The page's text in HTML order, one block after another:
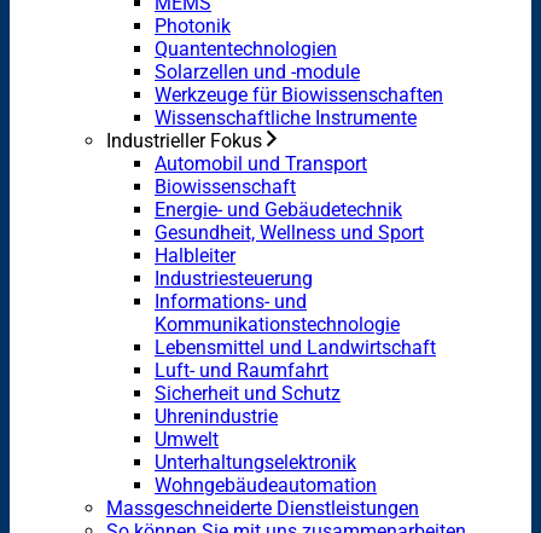
Photonik
Quantentechnologien
Solarzellen und -module
Werkzeuge für Biowissenschaften
Wissenschaftliche Instrumente
Industrieller Fokus
Automobil und Transport
Biowissenschaft
Energie- und Gebäudetechnik
Gesundheit, Wellness und Sport
Halbleiter
Industriesteuerung
Informations- und
Kommunikationstechnologie
Lebensmittel und Landwirtschaft
Luft- und Raumfahrt
Sicherheit und Schutz
Uhrenindustrie
Umwelt
Unterhaltungselektronik
Wohngebäudeautomation
Massgeschneiderte Dienstleistungen